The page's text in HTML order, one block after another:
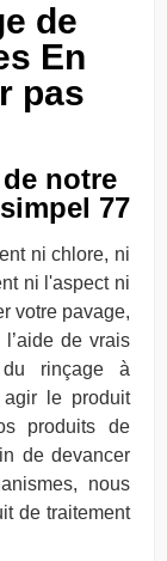
de
En
pas
notre
77
ni chlore, ni
ni l'aspect ni
votre pavage,
de vrais
du rinçage à
agir le produit
produits de
de devancer
nous
de traitement